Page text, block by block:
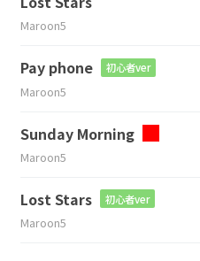
Maroon5
Pay phone 初心者ver
Maroon5
Sunday Morning
Maroon5
Lost Stars 初心者ver
Maroon5